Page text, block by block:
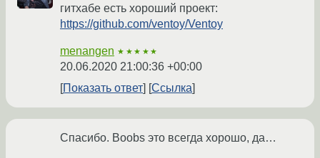
гитхабе есть хороший проект:
https://github.com/ventoy/Ventoy
menangen ★★★★★
20.06.2020 21:00:36 +00:00
Показать ответ
Ссылка
Спасибо. Boobs это всегда хорошо, да…